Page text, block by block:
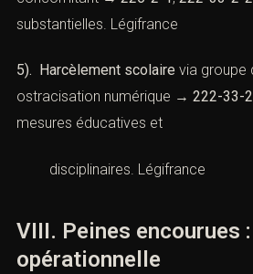
substantielles. Légifrance
5). Harcèlement scolaire via groupe
ostracisation numérique → 222-33-
mesures éducatives et
disciplinaires. Légifrance
VIII. Peines encourues
opérationnelle